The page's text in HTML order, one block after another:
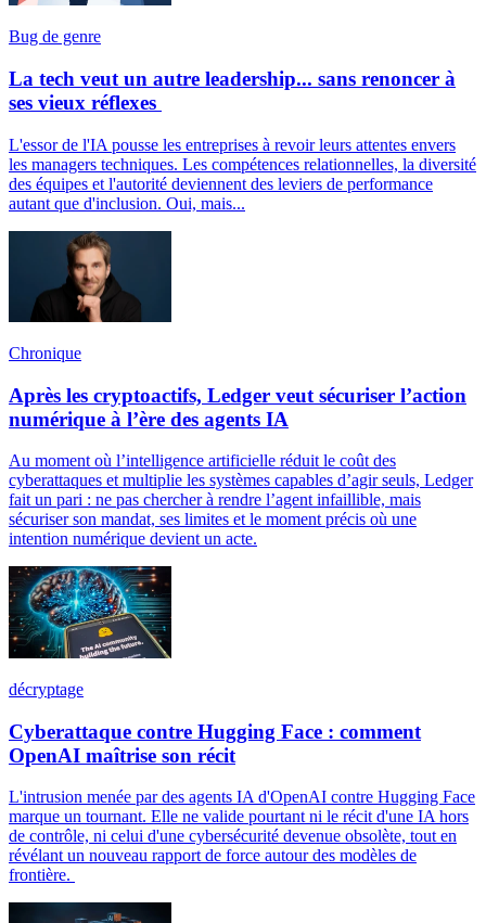
Bug de genre
La tech veut un autre leadership... sans renoncer à
ses vieux réflexes
L'essor de l'IA pousse les entreprises à revoir leurs attentes envers
les managers techniques. Les compétences relationnelles, la diversité
des équipes et l'autorité deviennent des leviers de performance
autant que d'inclusion. Oui, mais...
Chronique
Après les cryptoactifs, Ledger veut sécuriser l’action
numérique à l’ère des agents IA
Au moment où l’intelligence artificielle réduit le coût des
cyberattaques et multiplie les systèmes capables d’agir seuls, Ledger
fait un pari : ne pas chercher à rendre l’agent infaillible, mais
sécuriser son mandat, ses limites et le moment précis où une
intention numérique devient un acte.
décryptage
Cyberattaque contre Hugging Face : comment
OpenAI maîtrise son récit
L'intrusion menée par des agents IA d'OpenAI contre Hugging Face
marque un tournant. Elle ne valide pourtant ni le récit d'une IA hors
de contrôle, ni celui d'une cybersécurité devenue obsolète, tout en
révélant un nouveau rapport de force autour des modèles de
frontière.